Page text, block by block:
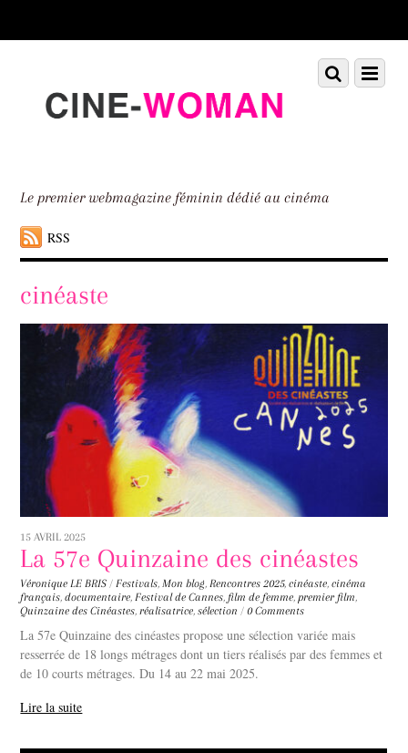
down
Le premier webmagazine féminin dédié au cinéma
RSS
Menu
Scroll
down
cinéaste
15 AVRIL 2025
La 57e Quinzaine des cinéastes
Véronique LE BRIS / Festivals, Mon blog, Rencontres 2025,cinéaste,cinéma
français,documentaire, Festival de Cannes, film de femme, premier film,
Quinzaine des Cinéastes, réalisatrice,sélection / 0 Comments
La 57e Quinzaine des cinéastes propose une sélection variée mais
resserrée de 18 longs métrages dont un tiers réalisés par des femmes et
de 10 courts métrages. Du 14 au 22 mai 2025.
Lire la suite